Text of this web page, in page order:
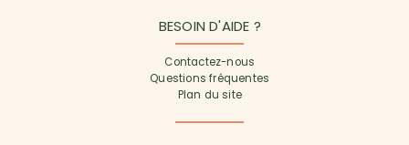
BESOIN D'AIDE ?
Contactez-nous
Questions fréquentes
Plan du site